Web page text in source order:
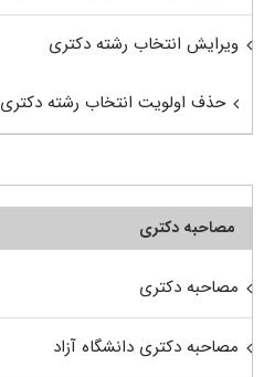
ویرایش انتخاب رشته دکتری
حذف اولویت انتخاب رشته دکتری
مصاحبه دکتری
مصاحبه دکتری
مصاحبه دکتری دانشگاه آزاد